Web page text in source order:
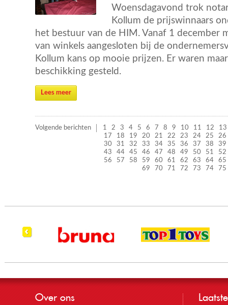
Woensdagavond trok
Kollum de prijswinnaars
het bestuur van de HIM. Vanaf 1 december
van winkels aangesloten bij de
Kollum kans op mooie prijzen. Er waren
beschikking gesteld.
Lees meer
Volgende berichten 1 2 3 4 5 6 7 8 9 10 11 12
13
17
18 19 20 21 22 23 24 25
26
30
31 32 33 34 35 36 37 38
39
43
44 45 46 47 48 49 50 51
52
56
57 58 59 60 61 62 63 64
65
69
70 71 72 73 74 75
Over ons